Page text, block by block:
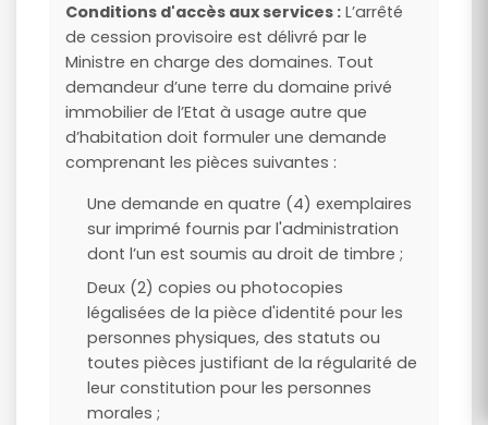
Conditions d'accès aux services : L’arrêté
de cession provisoire est délivré par le
Ministre en charge des domaines. Tout
demandeur d’une terre du domaine privé
immobilier de l’Etat à usage autre que
d’habitation doit formuler une demande
comprenant les pièces suivantes :
Une demande en quatre (4) exemplaires
sur imprimé fournis par l'administration
dont l’un est soumis au droit de timbre ;
Deux (2) copies ou photocopies
légalisées de la pièce d'identité pour les
personnes physiques, des statuts ou
toutes pièces justifiant de la régularité de
leur constitution pour les personnes
morales ;